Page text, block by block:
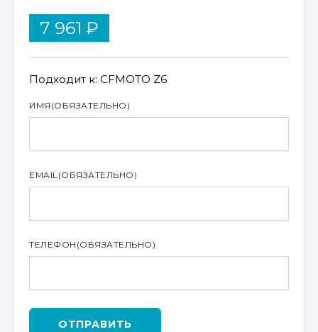
7 961 ₽
Подходит к: CFMOTO Z6
ИМЯ (ОБЯЗАТЕЛЬНО)
EMAIL (ОБЯЗАТЕЛЬНО)
ТЕЛЕФОН (ОБЯЗАТЕЛЬНО)
ОТПРАВИТЬ